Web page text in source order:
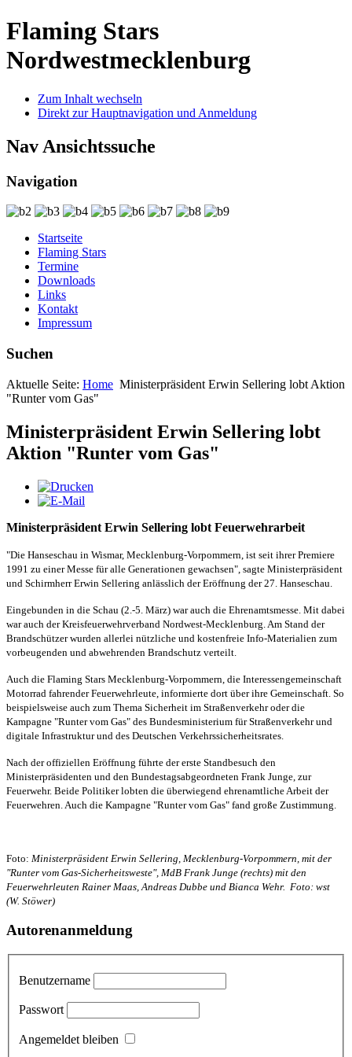
Flaming Stars
Nordwestmecklenburg
Zum Inhalt wechseln
Direkt zur Hauptnavigation und Anmeldung
Nav Ansichtssuche
Navigation
Startseite
Flaming Stars
Termine
Downloads
Links
Kontakt
Impressum
Suchen
Aktuelle Seite: Home Ministerpräsident Erwin Sellering lobt Aktion
"Runter vom Gas"
Ministerpräsident Erwin Sellering lobt
Aktion "Runter vom Gas"
Ministerpräsident Erwin Sellering lobt Feuerwehrarbeit
"Die Hanseschau in Wismar, Mecklenburg-Vorpommern, ist seit ihrer Premiere
1991 zu einer Messe für alle Generationen gewachsen", sagte Ministerpräsident
und Schirmherr Erwin Sellering anlässlich der Eröffnung der 27. Hanseschau.
Eingebunden in die Schau (2.-5. März) war auch die Ehrenamtsmesse. Mit dabei
war auch der Kreisfeuerwehrverband Nordwest-Mecklenburg. Am Stand der
Brandschützer wurden allerlei nützliche und kostenfreie Info-Materialien zum
vorbeugenden und abwehrenden Brandschutz verteilt.
Auch die Flaming Stars Mecklenburg-Vorpommern, die Interessengemeinschaft
Motorrad fahrender Feuerwehrleute, informierte dort über ihre Gemeinschaft. So
beispielsweise auch zum Thema Sicherheit im Straßenverkehr oder die
Kampagne "Runter vom Gas" des Bundesministerium für Straßenverkehr und
digitale Infrastruktur und des Deutschen Verkehrssicherheitsrates.
Nach der offiziellen Eröffnung führte der erste Standbesuch den
Ministerpräsidenten und den Bundestagsabgeordneten Frank Junge, zur
Feuerwehr. Beide Politiker lobten die überwiegend ehrenamtliche Arbeit der
Feuerwehren. Auch die Kampagne "Runter vom Gas" fand große Zustimmung.
Foto: Ministerpräsident Erwin Sellering, Mecklenburg-Vorpommern, mit der
"Runter vom Gas-Sicherheitsweste", MdB Frank Junge (rechts) mit den
Feuerwehrleuten Rainer Maas, Andreas Dubbe und Bianca Wehr. Foto: wst
(W. Stöwer)
Autorenanmeldung
Benutzername
Passwort
Angemeldet bleiben